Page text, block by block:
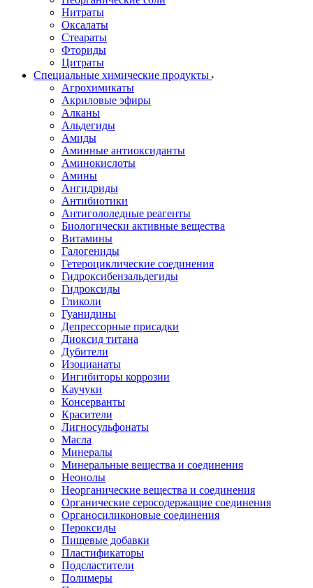
Нитраты
Оксалаты
Стеараты
Фториды
Цитраты
Специальные химические продукты
Агрохимикаты
Акриловые эфиры
Алканы
Альдегиды
Амиды
Аминные антиоксиданты
Аминокислоты
Амины
Ангидриды
Антибиотики
Антигололедные реагенты
Биологически активные вещества
Витамины
Галогениды
Гетероциклические соединения
Гидроксибензальдегиды
Гидроксиды
Гликоли
Гуанидины
Депрессорные присадки
Диоксид титана
Дубители
Изоцианаты
Ингибиторы коррозии
Каучуки
Консерванты
Красители
Лигносульфонаты
Масла
Минералы
Минеральные вещества и соединения
Неонолы
Неорганические вещества и соединения
Органические серосодержащие соединения
Органосиликоновые соединения
Пероксиды
Пищевые добавки
Пластификаторы
Подсластители
Полимеры